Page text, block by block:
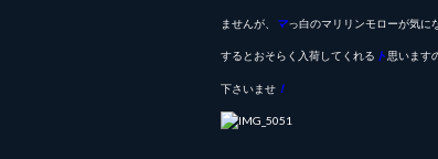
ませんが、 マっ白のマリリンモローが気に
するとおそらく入荷してくれる ト 思います
下さいませ！